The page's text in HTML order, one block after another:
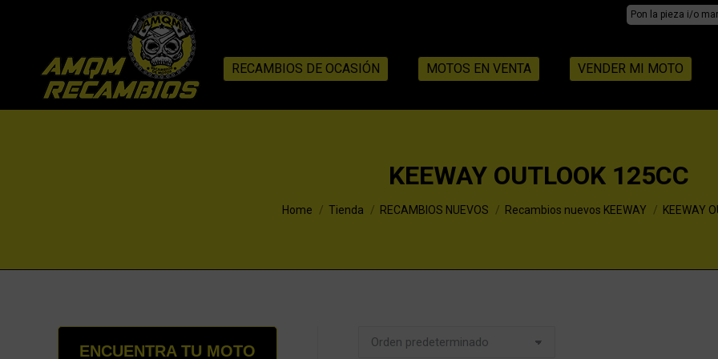
Search:
RECAMBIOS DE OCASIÓN MOTOS EN VENTA VENDER MI MOTO
KEEWAY OUTLOOK 125CC
You are here:
Home Tienda RECAMBIOS NUEVOS Recambios nuevos KEEWAY KEEWAY
ENCUENTRA TU MOTO